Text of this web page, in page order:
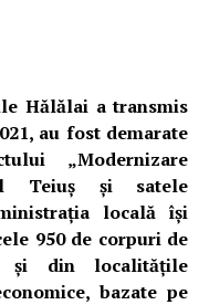
Hălălai a transmis
au fost demarate
„Modernizare
Teiuș șisatele
locală își
950 de corpuri de
și din localitățile
bazate pe